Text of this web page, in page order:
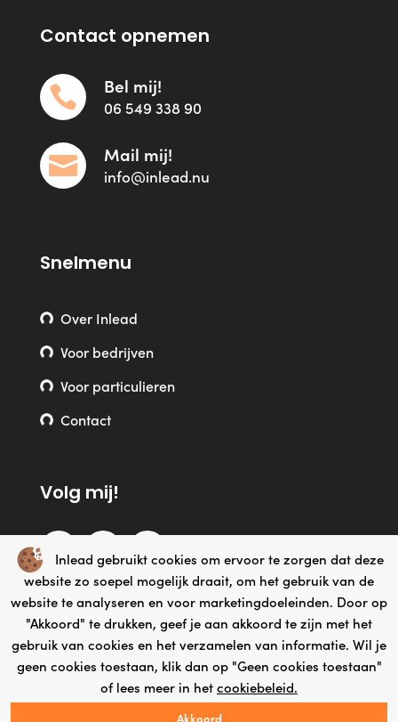
Inlead gebruikt cookies om ervoor te zorgen dat deze
website zo soepel mogelijk draait, om het gebruik van de
website te analyseren en voor marketingdoeleinden. Door op
"Akkoord" te drukken, geef je aan akkoord te zijn met het
gebruik van cookies en het verzamelen van informatie. Wil je
geen cookies toestaan, klik dan op "Geen cookies toestaan"
of lees meer in hetcookiebeleid.
Akkoord
Contact opnemen
 Bel mij!
06 549 338 90
 Mail mij!
info@inlead.nu
Snelmenu
Over Inlead
Voor bedrijven
Voor particulieren
Contact
Volg mij!
© Copyright 2026 – InLead |Webdesign by Yooker– Made
with